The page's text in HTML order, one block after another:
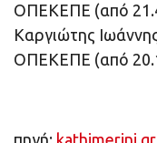
ΟΠΕΚΕΠΕ (από
Καργιώτης
ΟΠΕΚΕΠΕ (από